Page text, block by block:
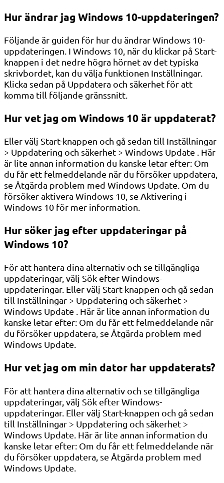
Hur ändrar jag Windows 10-uppdateringen?
Följande är guiden för hur du ändrar Windows 10-
uppdateringen. I Windows 10, när du klickar på Start-
knappen i det nedre högra hörnet av det typiska
skrivbordet, kan du välja funktionen Inställningar.
Klicka sedan på Uppdatera och säkerhet för att
komma till följande gränssnitt.
Hur vet jag om Windows 10 är uppdaterat?
Eller välj Start-knappen och gå sedan till Inställningar
> Uppdatering och säkerhet > Windows Update . Här
är lite annan information du kanske letar efter: Om
du får ett felmeddelande när du försöker uppdatera,
se Åtgärda problem med Windows Update. Om du
försöker aktivera Windows 10, se Aktivering i
Windows 10 för mer information.
Hur söker jag efter uppdateringar på
Windows 10?
För att hantera dina alternativ och se tillgängliga
uppdateringar, välj Sök efter Windows-
uppdateringar. Eller välj Start-knappen och gå sedan
till Inställningar > Uppdatering och säkerhet >
Windows Update . Här är lite annan information du
kanske letar efter: Om du får ett felmeddelande när
du försöker uppdatera, se Åtgärda problem med
Windows Update.
Hur vet jag om min dator har uppdaterats?
För att hantera dina alternativ och se tillgängliga
uppdateringar, välj Sök efter Windows-
uppdateringar. Eller välj Start-knappen och gå sedan
till Inställningar > Uppdatering och säkerhet >
Windows Update. Här är lite annan information du
kanske letar efter: Om du får ett felmeddelande när
du försöker uppdatera, se Åtgärda problem med
Windows Update.